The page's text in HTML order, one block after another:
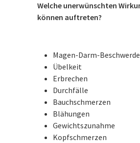
Welche unerwünschten
können auftreten?
Magen-Darm-
Übelkeit
Erbrechen
Durchfälle
Bauchschmerzen
Blähungen
Gewichtszunahme
Kopfschmerzen